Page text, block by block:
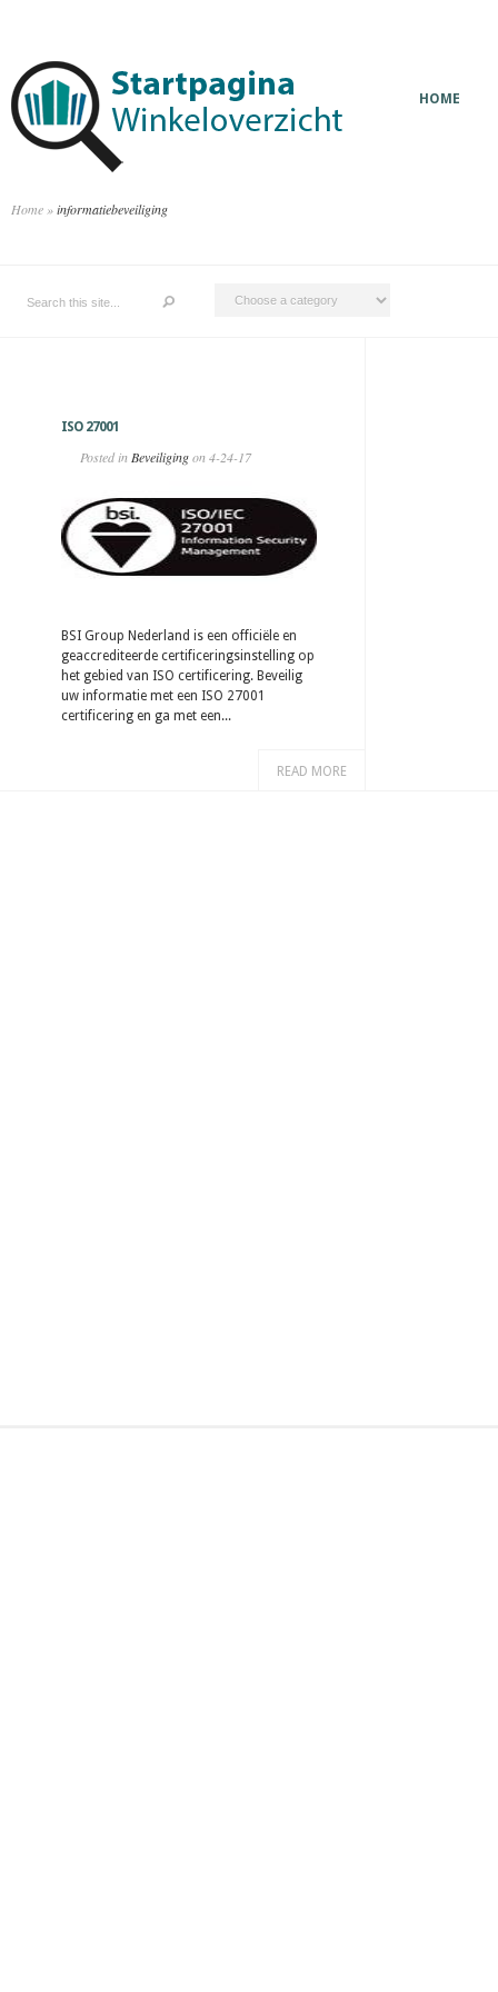
HOME
Home »informatiebeveiliging
ISO 27001
Posted in Beveiligingon 4-24-17
BSI Group Nederland is een officiële en
geaccrediteerde certificeringsinstelling op
het gebied van ISO certificering. Beveilig
uw informatie met een ISO 27001
certificering en ga met een...
READ MORE